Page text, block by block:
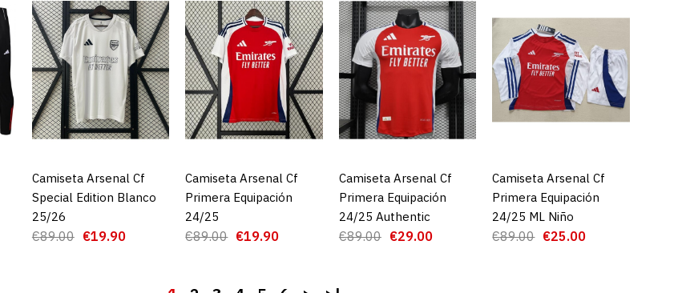
€89.00 €29.00
AGREGAR AL CARRO
AGREGAR AL CARRO
Camiseta Arsenal Cf
Special Edition Blanco
25/26
€89.00 €19.90
AGREGAR AL CARRO
Camiseta Arsenal Cf
Primera Equipación
24/25
€89.00 €19.90
AGREGAR AL CARRO
Camiseta Arsenal Cf
Primera Equipación
24/25 Authentic
€89.00 €29.00
AGREGAR AL CARRO
Camiseta Arsenal Cf
Primera Equipación
24/25 ML Niño
€89.00 €25.00